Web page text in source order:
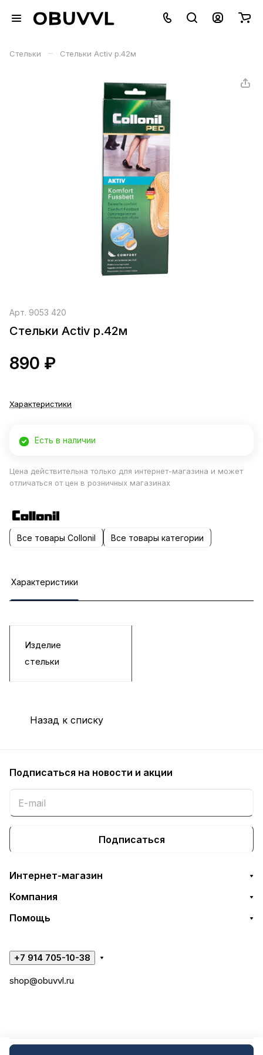
Стельки – Стельки Activ р.42м
Арт. 9053 420
Стельки Activ р.42м
890 ₽
Характеристики
Есть в наличии
Цена действительна только для интернет-магазина и может
отличаться от цен в розничных магазинах
Все товары Collonil Все товары категории
Характеристики
Изделие
стельки
Назад к списку
Подписаться на новости и акции
Подписаться
Интернет-магазин
Компания
Помощь
+7 914 705-10-38
shop@obuvvl.ru